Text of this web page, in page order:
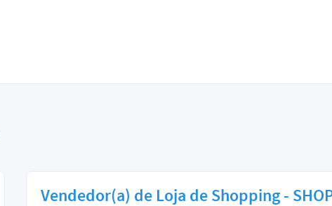
Vendedor(a) de Loja de Shopping -